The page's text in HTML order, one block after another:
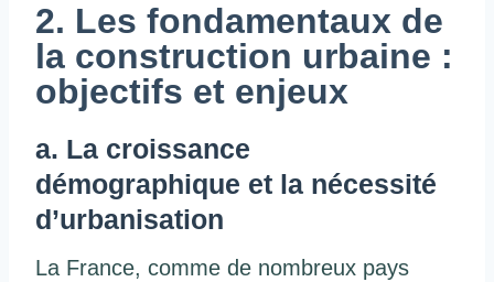
2. Les fondamentaux de
la construction urbaine :
objectifs et enjeux
a. La croissance
démographique et la nécessité
d’urbanisation
La France, comme de nombreux pays